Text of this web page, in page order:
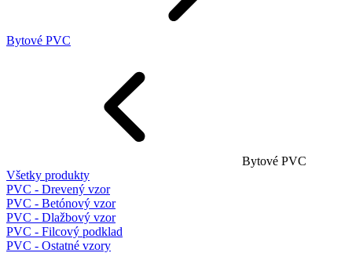
Bytové PVC
Bytové PVC
Všetky produkty
PVC - Drevený vzor
PVC - Betónový vzor
PVC - Dlažbový vzor
PVC - Filcový podklad
PVC - Ostatné vzory